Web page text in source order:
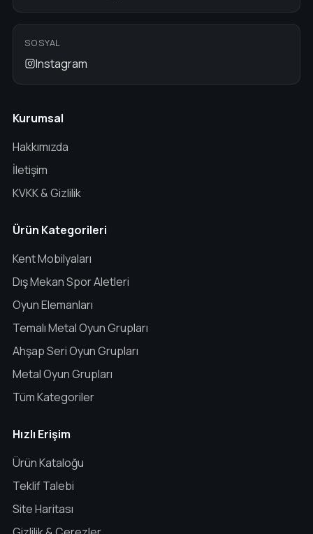
SOSYAL
Instagram
Kurumsal
Hakkımızda
İletişim
KVKK & Gizlilik
Ürün Kategorileri
Kent Mobilyaları
Dış Mekan Spor Aletleri
Oyun Elemanları
Temalı Metal Oyun Grupları
Ahşap Seri Oyun Grupları
Metal Oyun Grupları
Tüm Kategoriler
Hızlı Erişim
Ürün Kataloğu
Teklif Talebi
Site Haritası